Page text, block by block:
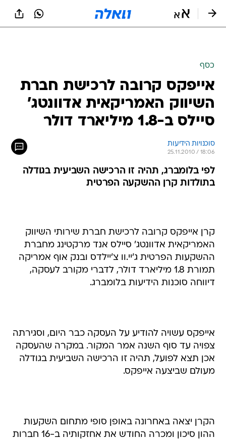
כסף
אייפקס קרובה לרכישת חברת
השיווק האמריקאית אדוונטג'
סיילס ב-1.8 מיליארד דולר
סוכנויות הידיעות
25.11.2010 / 18:06
לפי בלומברג, תהיה זו הרכישה השביעית בגודלה
בתולדות קרן ההשקעה הפרטית
קרן אייפקס קרובה לרכישת חברת שירותי השיווק
האמריקאית אדוונטג' סיילס אנד מרקטינג מחברת
ההשקעות הפרטית ג'יי.וו צ'יילדס ובנק אוף אמריקה
תמורת 1.8 מיליארד דולר, לדברי מקורב לעסקה,
דיווחה סוכנות הידיעות בלומברג.
אייפקס עשויה להודיע על העסקה כבר היום, וסגירתה
צפויה עד סוף השנה אמר המקור. במקרה שהעסקה
אכן תצא לפועל, תהיה זו הרכישה השביעית בגודלה
מעולם שביצעה אייפקס.
הקרן יצאה באחרונה באופן סופי מתחום השקעות
ההון סיכון ומכרה החודש את אחזקותיה ב-16 חברות